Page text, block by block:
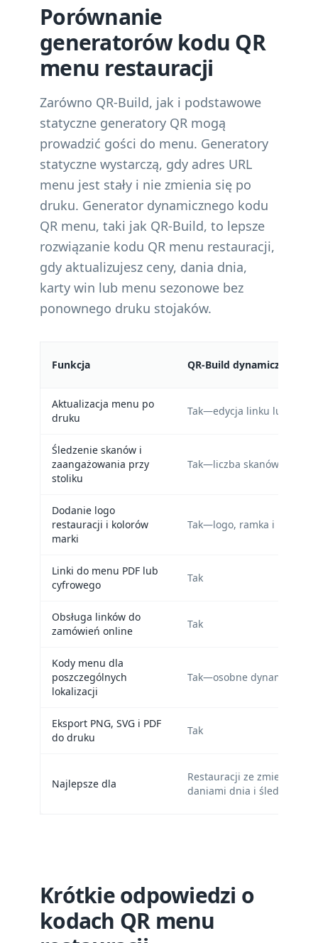
Porównanie
generatorów kodu QR
menu restauracji
Zarówno QR-Build, jak i podstawowe
statyczne generatory QR mogą
prowadzić gości do menu. Generatory
statyczne wystarczą, gdy adres URL
menu jest stały i nie zmienia się po
druku. Generator dynamicznego kodu
QR menu, taki jak QR-Build, to lepsze
rozwiązanie kodu QR menu restauracji,
gdy aktualizujesz ceny, dania dnia,
karty win lub menu sezonowe bez
ponownego druku stojaków.
Funkcja QR-Build dynamiczny kod
Aktualizacja menu po
druku
Tak—edycja linku lub
Śledzenie skanów i
zaangażowania przy
stoliku
Tak—liczba skanów, czas i
Dodanie logo
restauracji i kolorów
marki
Tak—logo, ramka i paleta
Linki do menu PDF lub
cyfrowego
Tak
Obsługa linków do
zamówień online
Tak
Kody menu dla
poszczególnych
lokalizacji
Tak—osobne dynamiczne
Eksport PNG, SVG i PDF
do druku
Tak
Najlepsze dla
Restauracji ze
daniami dnia i śledzeniem
Krótkie odpowiedzi o
kodach QR menu